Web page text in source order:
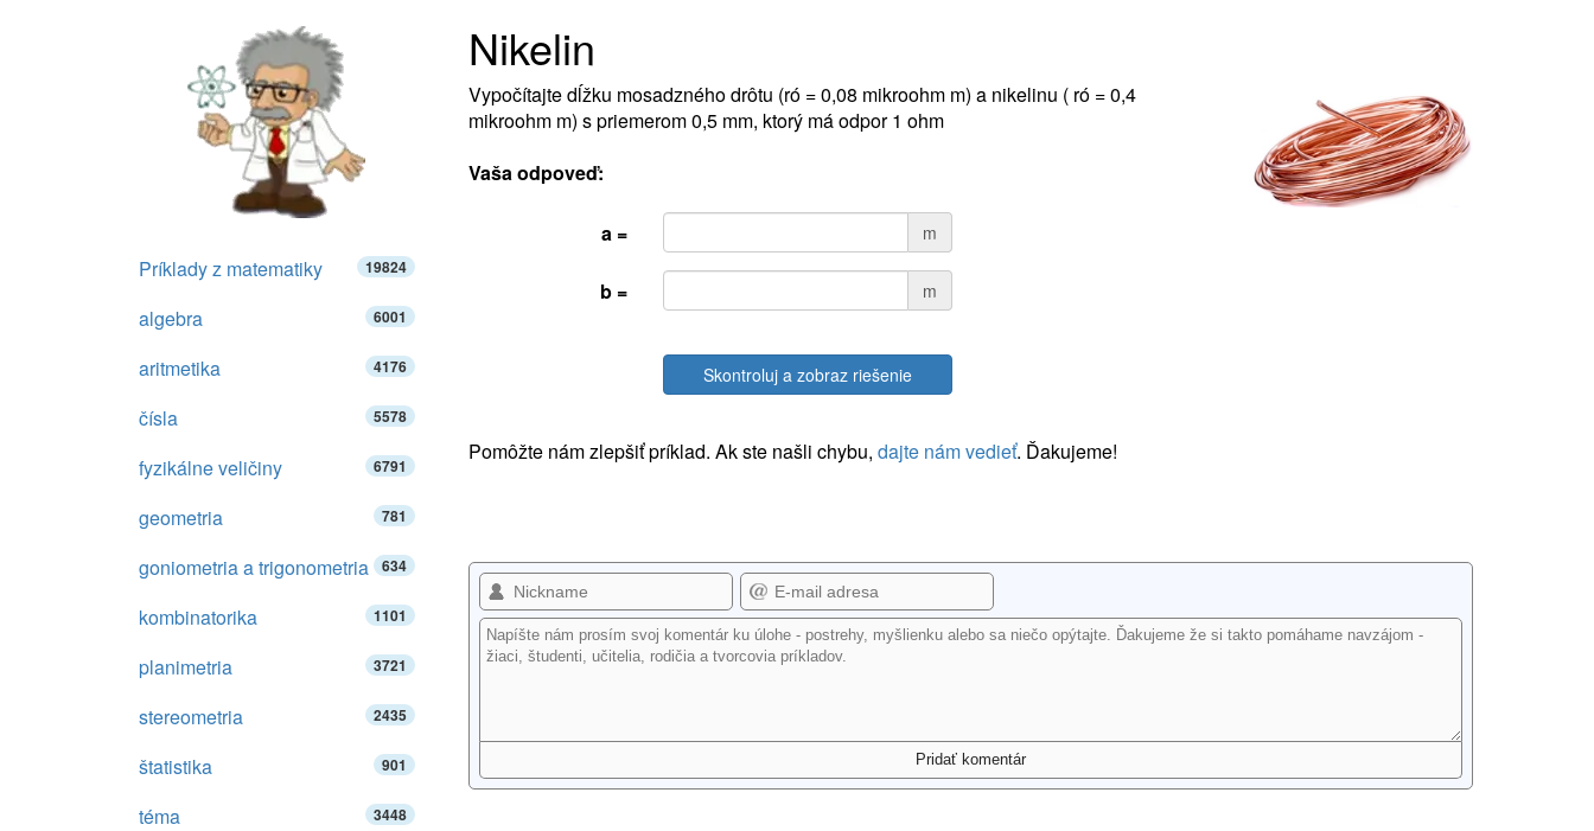
Nikelin
Vypočítajte dĺžku mosadzného drôtu (ró = 0,08 mikroohm m) a nikelinu ( ró = 0,4
mikroohm m) s priemerom 0,5 mm, ktorý má odpor 1 ohm
Vaša odpoveď:
a = m
b = m
Skontroluj a zobraz riešenie
Pomôžte nám zlepšiť príklad. Ak ste našli chybu, dajte nám vedieť. Ďakujeme!
Príklady z matematiky 19824
algebra 6001
aritmetika 4176
čísla 5578
fyzikálne veličiny 6791
geometria 781
goniometria a trigonometria 634
kombinatorika 1101
planimetria 3721
stereometria 2435
štatistika 901
téma 3448